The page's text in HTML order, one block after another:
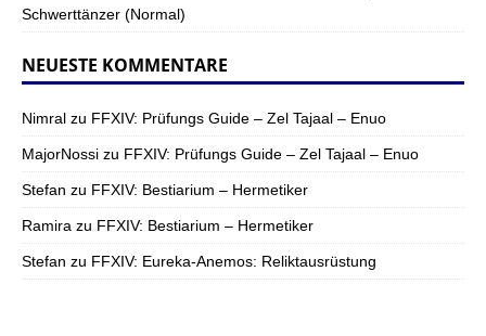
Schwerttänzer (Normal)
NEUESTE KOMMENTARE
Nimral zu FFXIV: Prüfungs Guide – Zel Tajaal – Enuo
MajorNossi zu FFXIV: Prüfungs Guide – Zel Tajaal – Enuo
Stefan zu FFXIV: Bestiarium – Hermetiker
Ramira zu FFXIV: Bestiarium – Hermetiker
Stefan zu FFXIV: Eureka-Anemos: Reliktausrüstung